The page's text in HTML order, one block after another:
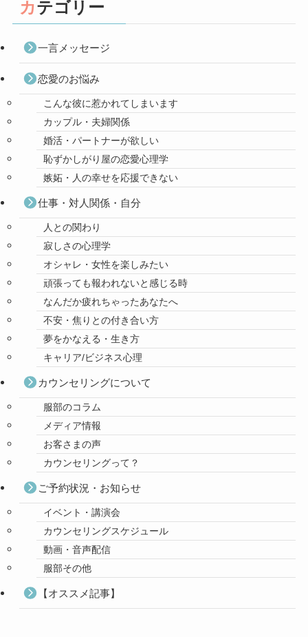
カテゴリー
一言メッセージ
恋愛のお悩み
こんな彼に惹かれてしまいます
カップル・夫婦関係
婚活・パートナーが欲しい
恥ずかしがり屋の恋愛心理学
嫉妬・人の幸せを応援できない
仕事・対人関係・自分
人との関わり
寂しさの心理学
オシャレ・女性を楽しみたい
頑張っても報われないと感じる時
なんだか疲れちゃったあなたへ
不安・焦りとの付き合い方
夢をかなえる・生き方
キャリア/ビジネス心理
カウンセリングについて
服部のコラム
メディア情報
お客さまの声
カウンセリングって？
ご予約状況・お知らせ
イベント・講演会
カウンセリングスケジュール
動画・音声配信
服部その他
【オススメ記事】